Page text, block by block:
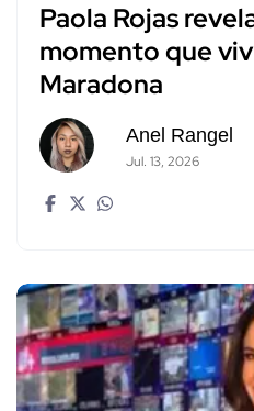
Paola Rojas
momento que
Maradona
Anel Rangel
Jul. 13, 2026